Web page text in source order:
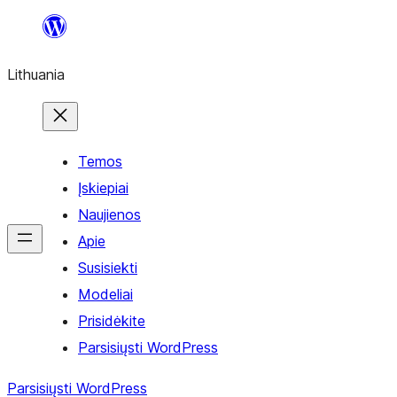
turinio
Lithuania
Temos
Įskiepiai
Naujienos
Apie
Susisiekti
Modeliai
Prisidėkite
Parsisiųsti WordPress
Parsisiųsti WordPress